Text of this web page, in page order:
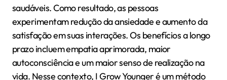
saudáveis. Como resultado, as pessoas
experimentam redução da ansiedade e aumento da
satisfação em suas interações. Os benefícios a longo
prazo incluem empatia aprimorada, maior
autoconsciência e um maior senso de realização na
vida. Nesse contexto, I Grow Younger é um método